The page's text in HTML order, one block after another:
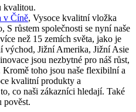
kvalitou.
v Číně, Vysoce kvalitní vložka
růstem společnosti se nyní naše
než 15 zemích světa, jako je
východ, Jižní Amerika, Jižní Asie
jsou nezbytné pro náš růst,
toho jsou naše flexibilní a
kvalitní produkty a
co naši zákazníci hledají. Také
pověst.